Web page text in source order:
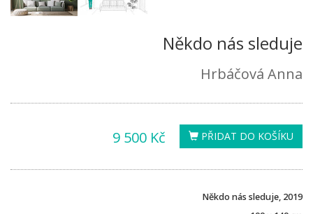
Někdo nás sleduje
Hrbáčová Anna
PŘIDAT DO KOŠÍKU
9 500 Kč
Někdo nás sleduje, 2019